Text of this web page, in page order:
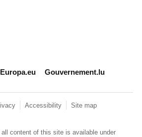
data.public.lu
Gouvernement.lu
Accessibility Site map
content of this site is available under